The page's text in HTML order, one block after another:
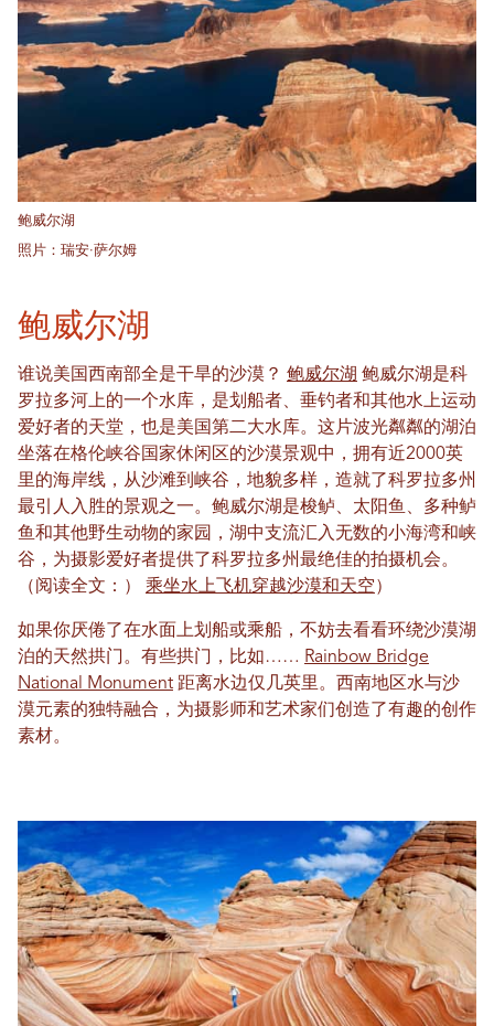
鲍威尔湖
照片：瑞安·萨尔姆
鲍威尔湖
谁说美国西南部全是干旱的沙漠？ 鲍威尔湖 鲍威尔湖是科
罗拉多河上的一个水库，是划船者、垂钓者和其他水上运动
爱好者的天堂，也是美国第二大水库。这片波光粼粼的湖泊
坐落在格伦峡谷国家休闲区的沙漠景观中，拥有近2000英
里的海岸线，从沙滩到峡谷，地貌多样，造就了科罗拉多州
最引人入胜的景观之一。鲍威尔湖是梭鲈、太阳鱼、多种鲈
鱼和其他野生动物的家园，湖中支流汇入无数的小海湾和峡
谷，为摄影爱好者提供了科罗拉多州最绝佳的拍摄机会。
（阅读全文：） 乘坐水上飞机穿越沙漠和天空 ）
如果你厌倦了在水面上划船或乘船，不妨去看看环绕沙漠湖
泊的天然拱门。有些拱门，比如…… Rainbow Bridge
National Monument 距离水边仅几英里。西南地区水与沙
漠元素的独特融合，为摄影师和艺术家们创造了有趣的创作
素材。